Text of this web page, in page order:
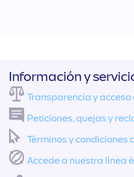
Información y
Transparencia y
Peticiones, quejas y
Términos y condiciones
Accede a nuestra línea